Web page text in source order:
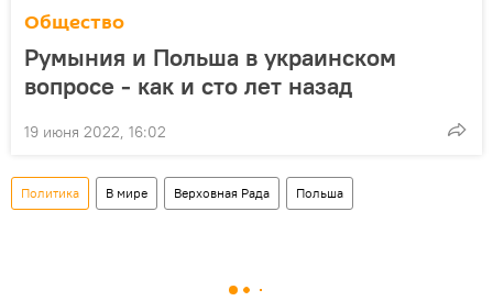
Общество
Румыния и Польша в украинском
вопросе - как и сто лет назад
19 июня 2022, 16:02
Политика В мире Верховная Рада Польша